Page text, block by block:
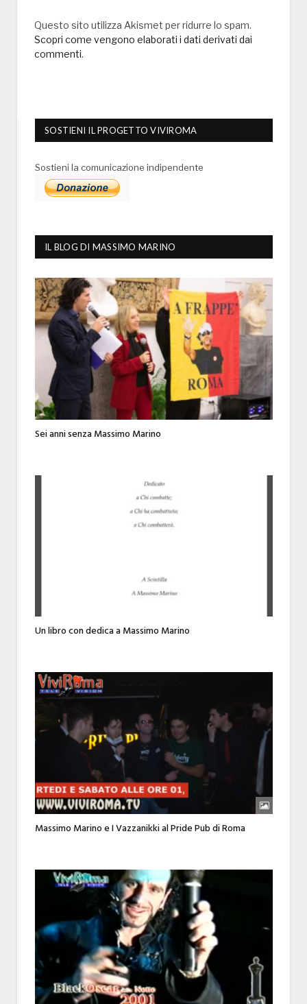
Questo sito utilizza Akismet per ridurre lo spam.
Scopri come vengono elaborati i dati derivati dai
commenti.
SOSTIENI IL PROGETTO VIVIROMA
Sostieni la comunicazione indipendente
IL BLOG DI MASSIMO MARINO
Sei anni senza Massimo Marino
Un libro con dedica a Massimo Marino
Massimo Marino e I Vazzanikki al Pride Pub di Roma